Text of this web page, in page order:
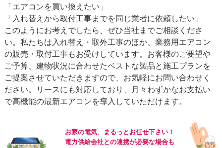
「エアコンを買い換えたい」
「入れ替えから取付工事までを同じ業者に依頼したい」
このようにお考えでしたら、ぜひ当社までご相談くださ
い。私たちは入れ替え・取外工事のほか、業務用エアコン
の販売・取付工事もお受けしています。お客様のご要望や
ご予算、建物状況に合わせたベストな製品と施工プランを
ご提案させていただきますので、お気軽にお問い合わせく
ださい。リースにも対応しており、月々わずかなお支払い
で高機能の最新エアコンを導入していただけます。
お家の電気、まるっとお任せ下さい！
電力供給会社との連携が必要な場合も